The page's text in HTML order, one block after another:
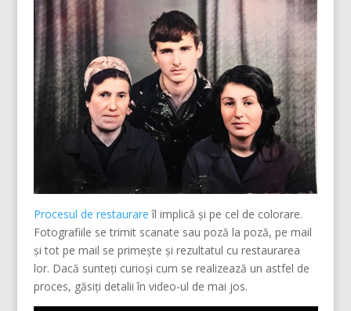
Procesul de restaurare îl implică și pe cel de colorare.
Fotografiile se trimit scanate sau poză la poză, pe mail
și tot pe mail se primește și rezultatul cu restaurarea
lor. Dacă sunteți curioși cum se realizează un astfel de
proces, găsiți detalii în video-ul de mai jos.